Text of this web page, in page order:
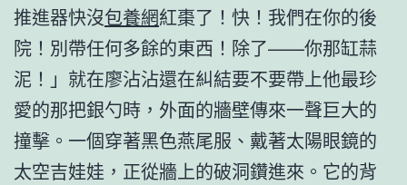
推進器快沒包養網紅棗了！快！我們在你的後
院！別帶任何多餘的東西！除了——你那缸蒜
泥！」就在廖沾沾還在糾結要不要帶上他最珍
愛的那把銀勺時，外面的牆壁傳來一聲巨大的
撞擊。一個穿著黑色燕尾服、戴著太陽眼鏡的
太空吉娃娃，正從牆上的破洞鑽進來。它的背